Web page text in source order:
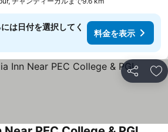
は日付を選択してく
料金を表示
シェア お